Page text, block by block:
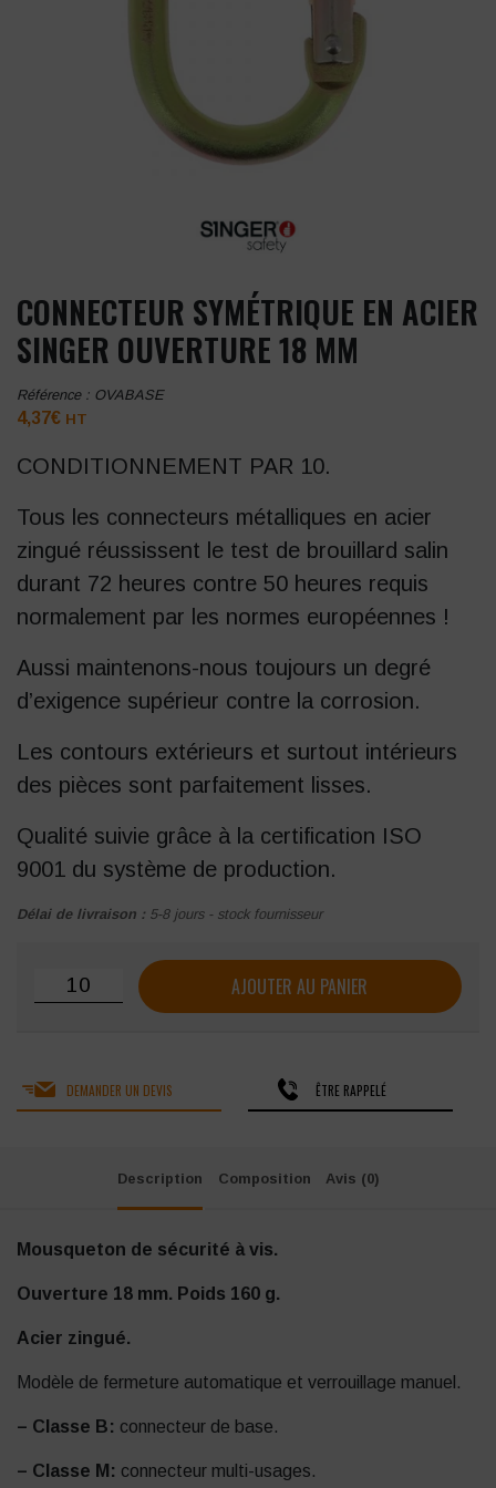
CONNECTEUR SYMÉTRIQUE EN ACIER
SINGER OUVERTURE 18 MM
Référence : OVABASE
4,37€ HT
CONDITIONNEMENT PAR 10.
Tous les connecteurs métalliques en acier
zingué réussissent le test de brouillard salin
durant 72 heures contre 50 heures requis
normalement par les normes européennes !
Aussi maintenons-nous toujours un degré
d’exigence supérieur contre la corrosion.
Les contours extérieurs et surtout intérieurs
des pièces sont parfaitement lisses.
Qualité suivie grâce à la certification ISO
9001 du système de production.
Délai de livraison : 5-8 jours - stock fournisseur
quantité de Connecteur symétrique en acier SINGER
AJOUTER AU PANIER
DEMANDER UN DEVIS ÊTRE RAPPELÉ
Description Composition Avis (0)
Mousqueton de sécurité à vis.
Ouverture 18 mm. Poids 160 g.
Acier zingué.
Modèle de fermeture automatique et verrouillage manuel.
– Classe B: connecteur de base.
– Classe M: connecteur multi-usages.